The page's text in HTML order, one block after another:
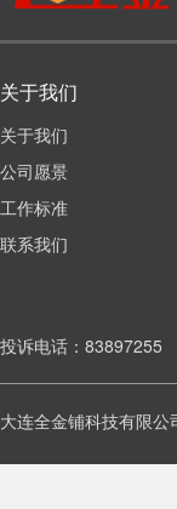
关于我们
关于我们
公司愿景
工作标准
联系我们
投诉电话：
大连全金铺科技有限